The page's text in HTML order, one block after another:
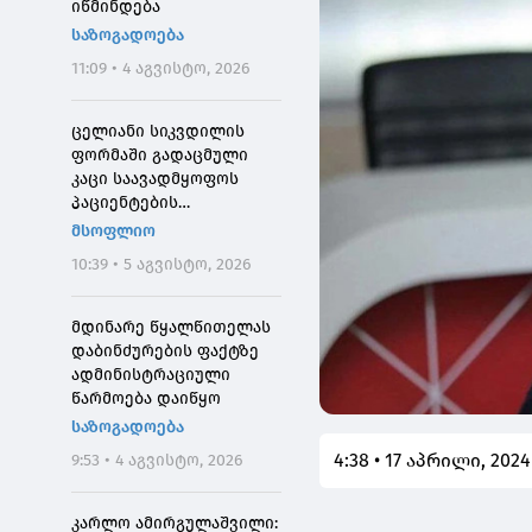
იწმინდება
საზოგადოება
11:09 • 4 აგვისტო, 2026
ცელიანი სიკვდილის
ფორმაში გადაცმული
კაცი საავადმყოფოს
პაციენტების
შეშინებისთვის
მსოფლიო
10:39 • 5 აგვისტო, 2026
მდინარე წყალწითელას
დაბინძურების ფაქტზე
ადმინისტრაციული
წარმოება დაიწყო
საზოგადოება
9:53 • 4 აგვისტო, 2026
კარლო ამირგულაშვილი:
4:38 • 17 აპრილი, 2024